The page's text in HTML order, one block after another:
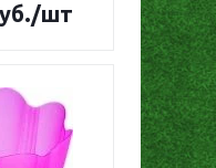
/шт